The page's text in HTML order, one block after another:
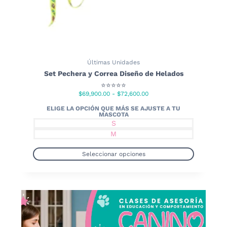
Últimas Unidades
Set Pechera y Correa Diseño de Helados
⭐⭐⭐⭐⭐
$69,900.00 - $72,600.00Rango
hasta
S
M
Seleccionar opciones
múltiples
variantes.
Las